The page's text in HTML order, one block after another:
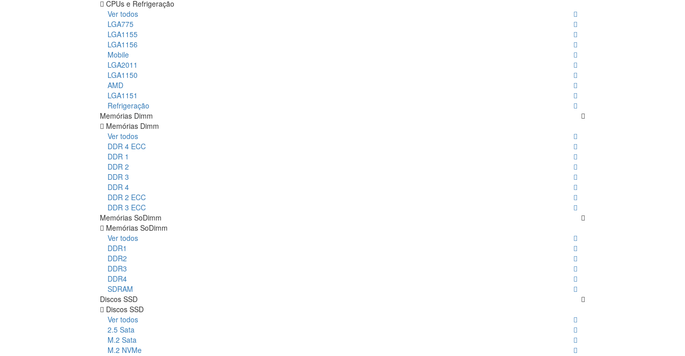
CPUs e Refrigeração
Ver todos
LGA775
LGA1155
LGA1156
Mobile
LGA2011
LGA1150
AMD
LGA1151
Refrigeração
Memórias Dimm
Memórias Dimm
Ver todos
DDR 4 ECC
DDR 1
DDR 2
DDR 3
DDR 4
DDR 2 ECC
DDR 3 ECC
Memórias SoDimm
Memórias SoDimm
Ver todos
DDR1
DDR2
DDR3
DDR4
SDRAM
Discos SSD
Discos SSD
Ver todos
2.5 Sata
M.2 Sata
M.2 NVMe